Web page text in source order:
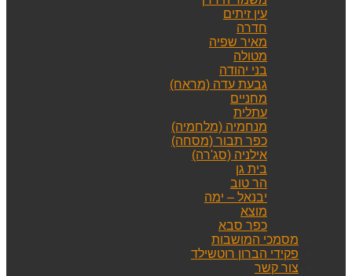
עין זיתים
חדרה
מאיר שפיה
מטולה
בני יהודה
גבעת עדה (מראח)
מחניים
עתלית
מנחמיה (מלחמיה)
כפר תבור (מסחה)
אילניה (סג'רה)
בית גן
הר טוב
יבנאל – ימה
מוצא
כפר סבא
מסמכי המושבות
פקידי הברון רוטשילד
צור קשר